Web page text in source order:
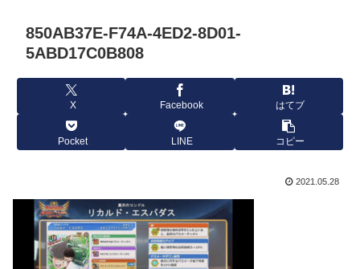
850AB37E-F74A-4ED2-8D01-
5ABD17C0B808
X Facebook はてブ
Pocket LINE コピー
2021.05.28